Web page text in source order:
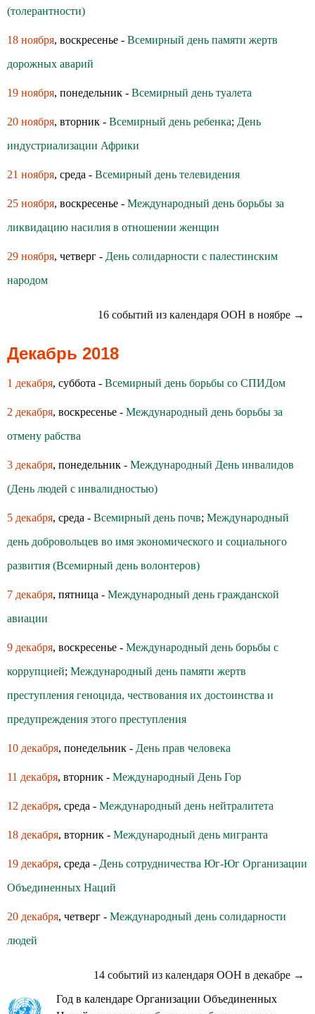
(толерантности)
18 ноября, воскресенье - Всемирный день памяти жертв
дорожных аварий
19 ноября, понедельник - Всемирный день туалета
20 ноября, вторник - Всемирный день ребенка; День
индустриализации Африки
21 ноября, среда - Всемирный день телевидения
25 ноября, воскресенье - Международный день борьбы за
ликвидацию насилия в отношении женщин
29 ноября, четверг - День солидарности с палестинским
народом
16 событий из календаря ООН в ноябре →
Декабрь 2018
1 декабря, суббота - Всемирный день борьбы со СПИДом
2 декабря, воскресенье - Международный день борьбы за
отмену рабства
3 декабря, понедельник - Международный День инвалидов
(День людей с инвалидностью)
5 декабря, среда - Всемирный день почв; Международный
день добровольцев во имя экономического и социального
развития (Всемирный день волонтеров)
7 декабря, пятница - Международный день гражданской
авиации
9 декабря, воскресенье - Международный день борьбы с
коррупцией; Международный день памяти жертв
преступления геноцида, чествования их достоинства и
предупреждения этого преступления
10 декабря, понедельник - День прав человека
11 декабря, вторник - Международный День Гор
12 декабря, среда - Международный день нейтралитета
18 декабря, вторник - Международный день мигранта
19 декабря, среда - День сотрудничества Юг-Юг Организации
Объединенных Наций
20 декабря, четверг - Международный день солидарности
людей
14 событий из календаря ООН в декабре →
Год в календаре Организации Объединенных